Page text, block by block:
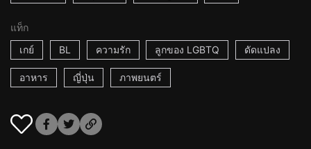
แท็ก
เกย์
BL ความรัก ลูกของ LGBTQ ดัดแปลง
อาหาร ญี่ปุ่น ภาพยนตร์